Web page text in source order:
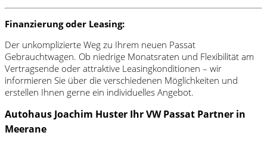
Finanzierung oder Leasing:
Der unkomplizierte Weg zu Ihrem neuen Passat
Gebrauchtwagen. Ob niedrige Monatsraten und Flexibilität am
Vertragsende oder attraktive Leasingkonditionen – wir
informieren Sie über die verschiedenen Möglichkeiten und
erstellen Ihnen gerne ein individuelles Angebot.
Autohaus Joachim Huster Ihr VW Passat Partner in
Meerane